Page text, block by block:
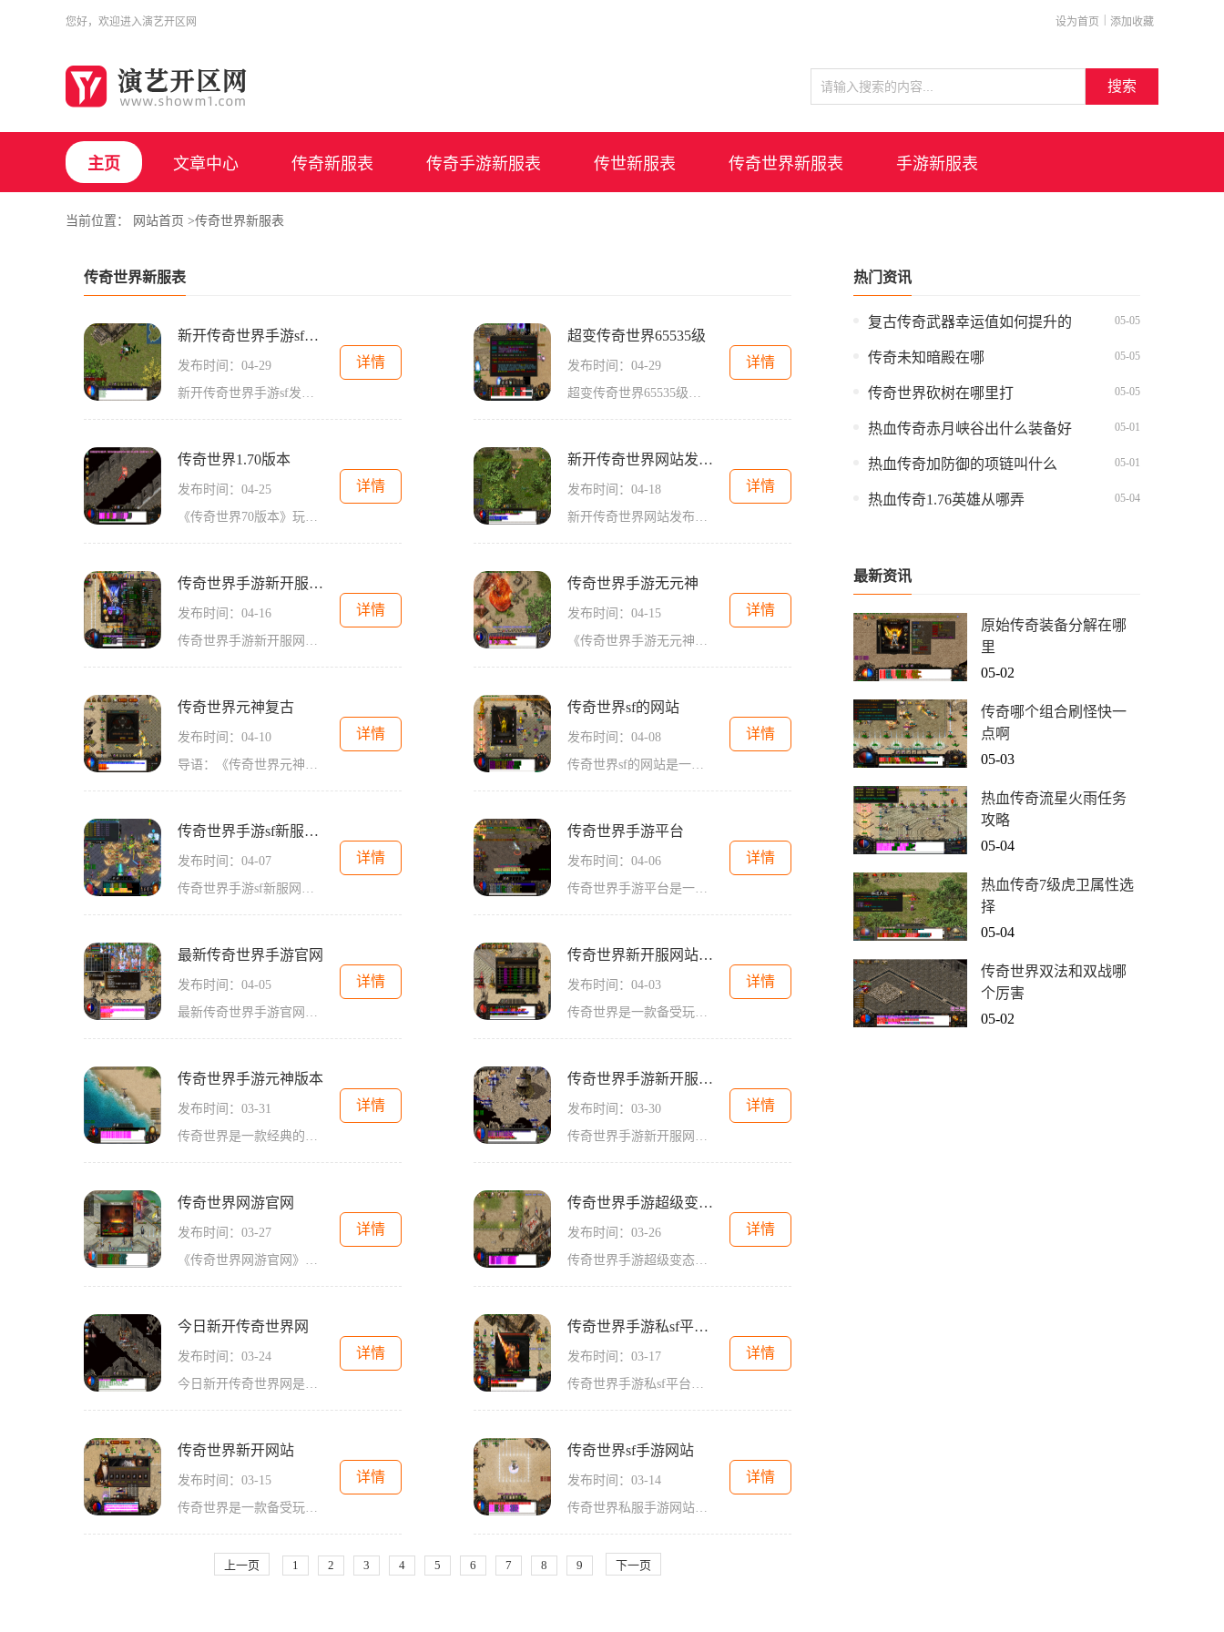
您好，欢迎进入演艺开区网 设为首页 添加收藏
搜索
主页 文章中心 传奇新服表 传奇手游新服表 传世新服表 传奇世界新服表 手游新服表
当前位置： 网站首页 >传奇世界新服表
传奇世界新服表
新开传奇世界手游sf发布网站
发布时间：04-29
新开传奇世界手游sf发布网站是一个专门发布传奇世界私服版本的网站，为玩家提供最新、最热门的传奇世界私服版本，让玩家能够尽情享受传奇世界的乐趣。本网站汇集了众多优秀的传奇世界私服版本，玩家可以根据自己的喜好选择适合自己的版本进行游戏，体验不同的游戏乐趣。传奇世界手游是一款非常经典的MMORPG游戏，具有拳多、杖多、衣多、职业多等特色玩家可以选择不同的职业，包括法师、战士、道士等，每个职业都有独特的技能和特点。玩家需要通过不断的战斗和升级提升自己的实力，逐渐成为传奇世界的强者...
详情
超变传奇世界65535级
发布时间：04-29
超变传奇世界65535级是一款备受玩家喜爱的网络游戏。这款游戏以其丰富多样的玩法和精致的画面，吸引了无数玩家的关注。下面让我们来详细介绍一下这款游戏的具体玩法。超变传奇世界65535级提供了多种职业供玩家选择。每个职业都有其独特的技能和特点，玩家可以根据自己的喜好选择合适的职业从事冒险。战士职业拥有高生命值和强大的攻击力，适合近距离战斗；法师职业则擅长远程攻击和群体控制技能；道士职业则以治疗和辅助为主，能够为队友提供强大的支援等等。游戏中还有多个地图供玩家探索。不同的地图拥有...
详情
传奇世界1.70版本
发布时间：04-25
《传奇世界70版本》玩法介绍《传奇世界》是一款经典的多人在线角色扮演游戏，其中的70版本为玩家带来了更多精彩的冒险和挑战。在这个版本中，玩家将踏上一个充满神秘和传奇的世界，与其他玩家一起完成任务、探索地图并迎接各种刺激的战斗。让我们来了解游戏的基本玩法。在《传奇世界》中，玩家可以选择不同的职业进行游戏，包括战士、法师和道士。每个职业都有其独特的技能和特性，玩家可以根据自己的兴趣和游戏风格来选择合适的职业。玩家可以通过完成任务获得经验值和奖励。任务通常涉及到击败特定的怪...
详情
新开传奇世界网站发布站
发布时间：04-18
新开传奇世界网站发布站随着互联网的普及和技术的进步，网络游戏已经成为了人们生活中不可或缺的一部分。传奇世界游戏作为经典的网络角色扮演游戏，深受广大玩家的喜爱。而新开的传奇世界网站发布站，更是为玩家们提供了一个全新的游戏体验平台。让我们来了解一下传奇世界游戏的基本玩法。传奇世界游戏是一款以中世纪奇幻为背景的角色扮演游戏，玩家可以扮演一位英勇的骑士、法师、道士等角色，探索广阔的游戏世界，并与其他玩家进行战斗或团队合作。游戏中有丰富多样的任务和副本，玩家可以通过完成这些任务...
详情
传奇世界手游新开服网站今日一区
发布时间：04-16
传奇世界手游新开服网站今日一区在游戏界声名显赫的传奇世界手游今天隆重宣布，将于今日开放一区新服！这对所有喜爱传奇世界手游的玩家而言，无疑是一个令人兴奋的消息。作为一款经典的回合制角色扮演游戏，传奇世界手游通过画面精美、剧情丰富和玩法多样化赢得了众多玩家的喜爱。而现在，新开放的一区将为玩家们带来更精彩的游戏体验。无论你是刚开始接触传奇世界手游还是已经是老玩家，新开放的一区都不容错过。让我们来了解一下传奇世界手游的具体玩法。在传奇世界手游中，你可以选择不同的职业，包括战士、法师和...
详情
传奇世界手游无元神
发布时间：04-15
《传奇世界手游无元神》是一款备受玩家喜爱的MMORPG手游。它承袭了传奇世界系列游戏的经典元素，在保持传统特色的基础上，又进行了一系列的创新和升级。无元神作为游戏的一个重要特点，让玩家们能够更加自由地探索游戏世界，尽情享受冒险的乐趣。游戏的玩法设计独特、多样化。玩家可以选择自己喜欢的职业，包括战士、法师、道士等。每个职业都有独特的特点和技能，以满足不同玩家的需求。在游戏开始后，玩家可以通过完成任务、打怪、副本等方式来获得经验和装备，逐步提升自己的实力。与传统的传奇世界游戏不同...
详情
传奇世界元神复古
发布时间：04-10
导语：《传奇世界元神复古》是一款重温经典的多人在线角色扮演游戏。它将延续传奇世界的经典元素，带你回到那个熟悉的、精彩纷呈的游戏世界。你将体验到丰富的职业系统、激烈的战斗模式和刺激的团队合作，与其他玩家一起探索未知的冒险旅程。角色职业选择《传奇世界元神复古》提供多种职业选择，包括战士、法师、道士和刺客等。每个职业都有其独特的技能和特点，因此玩家可以根据自己的喜好和游戏需求选择合适的职业。战士拥有强大的物理攻击力和生命值，法师擅长魔法攻击和范围控制，道士能够治疗和辅助队友，刺...
详情
传奇世界sf的网站
发布时间：04-08
传奇世界sf的网站是一个专门为传奇世界玩家提供服务的平台。在这个网站上，玩家可以找到各种与传奇世界相关的信息，包括游戏的具体玩法介绍、游戏新闻、攻略技巧等等。让我们来了解一下传奇世界的具体玩法。传奇世界是一款大型多人在线角色扮演游戏，玩家可以扮演各种不同职业的角色，与其他玩家一起探索广阔的游戏世界玩家可以进行各种任务，打怪升级，挑战副本，参与玩家间的PK竞技等等。游戏的战斗系统非常精彩，玩家可以通过各种技能和装备来提升自己的战斗力，并与其他玩家展开激烈的战斗。在传奇世界s...
详情
传奇世界手游sf新服网发布网
发布时间：04-07
传奇世界手游sf新服网发布网是一个专门发布和推广传奇世界手游私服的平台。传奇世界手游是一款经典的MMORPG游戏，在全球范围内拥有广大的玩家群体。而私服则是独立于官方运营的服务器，提供更加自由、刺激和个性化的游戏体验。传奇世界手游sf新服网发布网上线以来，得到了众多传奇世界手游玩家的热烈欢迎和支持。因为私服具有一些官方服所不能比拟的优势，比如更大的等级上限、更丰富的游戏内容和更快的升级速度。私服也允许玩家参与到游戏的运营中，可以自由决定服务器的玩法设置和更新内容，给玩家带来了...
详情
传奇世界手游平台
发布时间：04-06
传奇世界手游平台是一款备受玩家喜爱的手机游戏。作为一款经典的MMORPG游戏，传奇世界手游平台给玩家们带来了丰富多样的玩法和刺激热血的战斗体验。在这个虚拟的游戏世界里，玩家们可以在各个职业中选择自己喜欢的角色，与其他玩家一起探索冒险、打怪升级、PK竞技和组队副本等，享受游戏带来的乐趣。传奇世界手游平台打破了传统手机游戏的限制，为玩家们带来了高自由度的操作体验。游戏中的细腻画面和流畅的操作使玩家们沉浸其中。在传奇世界手游平台中，玩家可以探索广阔的地图，与其他玩家自由交流、合作或...
详情
最新传奇世界手游官网
发布时间：04-05
最新传奇世界手游官网是一款备受期待的手机游戏，它以其精美的画面、刺激的战斗和丰富的玩法而受到玩家的青睐。以下是对该游戏的具体玩法介绍。作为一款传奇系列的手游，最新传奇世界手游继承了原汁原味的传奇玩法，玩家可以通过角色的成长和探险来体验经典的传奇剧情。游戏中有多个职业供玩家选择，如战士、法师、道士等，每个职业都有独特的技能和玩法，玩家可以根据自己的喜好选择合适的职业。游戏中还有丰富多样的副本和任务等待玩家探索。副本分为单人和多人副本，玩家可以与好友组队挑战强大的boss，获取珍...
详情
传奇世界新开服网站端游
发布时间：04-03
传奇世界是一款备受玩家喜爱的经典网游，如今又有了新开服的版本让玩家们期待不已。本文将详细介绍传奇世界新开服网站端游的具体玩法，带领大家进入这个神奇的游戏世界。传奇世界是一款以中世纪为背景的奇幻大作，它以华丽的画面、独特的副本玩法和激烈的战斗来吸引玩家。游戏中有三大职业可供选择，分别是战士、法师和道士。战士以高血量和强大的攻击力为特点，适合近战战斗；法师则拥有强大的魔法攻击和范围伤害能力；道士则擅长辅助技能和治疗术，是队伍中的守护者。在传奇世界中，玩家们可以通过完成任务、打怪升...
详情
传奇世界手游元神版本
发布时间：03-31
传奇世界是一款经典的角色扮演游戏，经过多年的发展，如今在手游平台推出了元神版本。这个新版本增加了许多新的内容和玩法，为广大玩家带来更加刺激和有趣的游戏体验。元神版本增加了全新的主线剧情。玩家将会跟随主线任务，探索丰富多彩的游戏世界。在这个过程中，玩家将会遇到各种关卡和BOSS战，需要通过战斗和解谜来推动剧情的发展。主线剧情扣人心弦，情节紧凑，让玩家沉浸于游戏的世界中。除了主线剧情，元神版本还新增了许多新的副本。这些副本有各种不同的难度和挑战，玩家需要组队或者单人闯关来完成各种...
详情
传奇世界手游新开服网站传奇打金
发布时间：03-30
传奇世界手游新开服网站传奇打金《传奇世界手游》是一款备受玩家热爱的经典游戏，以其精美的画面和丰富的玩法赢得了众多玩家的喜爱。新开服的传奇世界手游网站传奇打金受到了玩家们的关注。这个网站为广大玩家提供了丰富的玩法和各种有趣的活动，让玩家们能够尽情享受冒险的乐趣。传奇打金作为传奇世界手游中的重要活动之一，吸引了很多玩家的目光打金是指通过各种方式获得游戏内的虚拟货币，以提升自己的游戏实力，并获得更多的乐趣。传奇打金网站为玩家们提供了多种打金方式，让玩家们能够根据自己的游戏风格选...
详情
传奇世界网游官网
发布时间：03-27
《传奇世界网游官网》是一款备受全球玩家瞩目的史诗级网络游戏。作为中国最受欢迎的网络游戏之一，《传奇世界》以其卓越的游戏玩法和丰富的内容吸引了数以百万计的玩家。作为一款角色扮演类的游戏，《传奇世界》提供了多种职业选择，玩家可以根据自己的喜好选择成为战士、法师、道士中的一种。每个职业都有自己独特的技能和特色，让玩家在战斗中能够发挥出自己的优势。无论是近身格斗的战士，还是使用魔法攻击的法师，或是具备强大辅助能力的道士，都能找到一种最适合自己的职业。在游戏开始时，玩家可以自由选择自己...
详情
传奇世界手游超级变态发布网
发布时间：03-26
传奇世界手游超级变态发布网是一个备受期待的游戏平台，它是传奇世界手游的一个特殊版本，以其独特的玩法和创新的设定而备受玩家们的关注。究竟这个超级变态发布网有什么特别之处呢？让我们一起来了解一下。传奇世界手游超级变态发布网给予了玩家们非常高的自由度，允许他们自由选择职业、技能和属性。这意味着每个人都可以根据自己的喜好和玩法风格来定制自己的角色。无论你是喜欢近战输出、远程射手还是法术控制，传奇世界手游超级变态发布网都能满足你的需求。在传奇世界手游超级变态发布网中，玩家们可以体验到真...
详情
今日新开传奇世界网
发布时间：03-24
今日新开传奇世界网是一款备受期待的网络游戏，自从它的上线以来，就吸引了无数玩家的关注和喜爱。这款游戏充满了传奇的魅力和刺激的挑战，让玩家在虚拟世界中尽情体验冒险和成长的乐趣。传奇世界网的玩法非常丰富多样，有助于玩家充分发挥他们的想象力和战略思维。玩家可以创建自己的角色，选择各种种族和职业，如人类、精灵、兽人和魔族等。不同的种族和职业具有独特的特殊技能和属性，玩家可以根据自己的游戏风格和喜好进行选择。在传奇世界网中，玩家可以参与各种各样的任务和副本。任务可以帮助玩家提升等级，获...
详情
传奇世界手游私sf平台发布网
发布时间：03-17
传奇世界手游私sf平台发布网是一个专门提供传奇世界手游私sf平台的网站，致力于为广大玩家提供更好的游戏体验。作为一款经典的网游IP，传奇世界手游私sf平台在保留原版传奇的加入了更多创新元素，为玩家们带来了更多乐趣和挑战。我们将为大家介绍传奇世界手游私sf平台的具体玩法。传奇世界手游私sf平台继承了传奇的经典职业系统，玩家可以选择战士、法师和道士这三大经典职业，每个职业都拥有独特的技能和特长。战士擅长近战攻击，具有强大的生命值和物理攻击力；法师擅长远程攻击，可以释放强大的法术攻...
详情
传奇世界新开网站
发布时间：03-15
传奇世界是一款备受玩家喜爱的多人在线角色扮演游戏，近期即将迎来新的开放服务器，让我们一起来探索这个新开网站所带来的精彩内容吧！传奇世界拥有广阔的游戏世界，玩家可以选择不同的职业来展开冒险。游戏中一共有五种职业可供选择，分别是战士、法师、道士、刺客和弓箭手。每个职业都有独特的技能和特点，让玩家可以根据自己的喜好选择最适合自己的职业。游戏还提供了丰富的装备和技能升级系统，让玩家可以不断提升自己的实力。在传奇世界中，玩家可以通过完成任务来获得经验和奖励。任务的种类繁多，涵盖了主线任...
详情
传奇世界sf手游网站
发布时间：03-14
传奇世界私服手游网站是一个专门提供传奇世界私服手游的网站。传奇世界私服手游是一款经典的角色扮演游戏，在PC版的基础上进行了改良和优化，移植到手机端，让玩家可以随时随地体验到这款传世经典。作为一款多人在线游戏，传奇世界私服手游充满了刺激和挑战。玩家可以选择不同的职业进行冒险和战斗，包括战士、法师和道士等，每个职业都有其独特的技能和特点。玩家需要通过不断的战斗和升级来提升自己的实力，与其他玩家一起组队探索各种副本和地图，击败强大的怪物和敌人。在传奇世界私服手游中，玩家可以进行各种...
详情
上一页 1 2 3 4 5 6 7 8 9 下一页
热门资讯
复古传奇武器幸运值如何提升的 05-05
传奇未知暗殿在哪 05-05
传奇世界砍树在哪里打 05-05
热血传奇赤月峡谷出什么装备好 05-01
热血传奇加防御的项链叫什么 05-01
热血传奇1.76英雄从哪弄 05-04
最新资讯
原始传奇装备分解在哪
里
05-02
传奇哪个组合刷怪快一
点啊
05-03
热血传奇流星火雨任务
攻略
05-04
热血传奇7级虎卫属性选
择
05-04
传奇世界双法和双战哪
个厉害
05-02